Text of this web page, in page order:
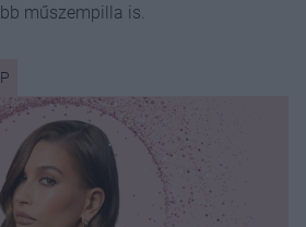
műszempilla is.